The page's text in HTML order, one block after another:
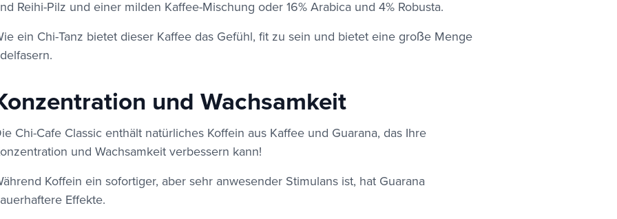
Reihi-Pilz und einer milden Kaffee-Mischung oder 16% Arabica und 4% Robusta.
ein Chi-Tanz bietet dieser Kaffee das Gefühl, fit zu sein und bietet eine große Menge
und Wachsamkeit
Chi-Cafe Classic enthält natürliches Koffein aus Kaffee und Guarana, das Ihre
und Wachsamkeit verbessern kann!
Koffein ein sofortiger, aber sehr anwesender Stimulans ist, hat Guarana
Effekte.